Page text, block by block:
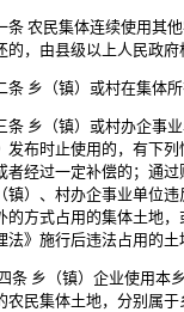
农民集体连续使用其他
的，由县级以上人民政府
乡（镇）或村在集体所
乡（镇）或村办企事业
发布时止使用的，有下
者经过一定补偿的；通
镇）、村办企事业单位
的方式占用的集体土地
法》施行后违法占用的土
乡（镇）企业使用本乡
农民集体土地，分别属于